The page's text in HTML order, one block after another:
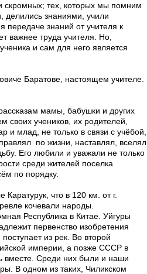
скромных; тех, которых мы помним
делились знаниями, учили
передаче знаний от учителя к
важнее труда учителя. Но,
и сам для него является
Баратове, настоящем учителе.
мамы, бабушки и других
учеников, их родителей,
и млад, не только в связи с учёбой,
по жизни, наставлял, вселял
Его любили и уважали не только
среди жителей поселка
по порядку.
что в 120 км. от г.
кочевали народы.
Республика в Китае. Уйгуры
первенство изобретения
из рек. Во второй
империи, а позже СССР в
вместе. Среди них были и наши
В одном из таких, Чиликском